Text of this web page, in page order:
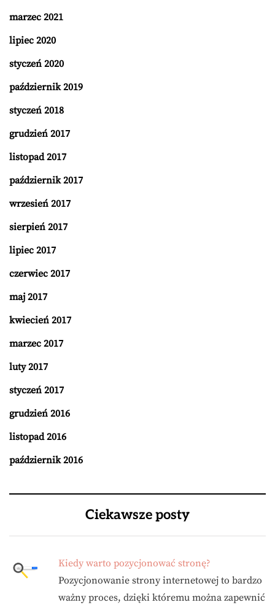
marzec 2021
lipiec 2020
styczeń 2020
październik 2019
styczeń 2018
grudzień 2017
listopad 2017
październik 2017
wrzesień 2017
sierpień 2017
lipiec 2017
czerwiec 2017
maj 2017
kwiecień 2017
marzec 2017
luty 2017
styczeń 2017
grudzień 2016
listopad 2016
październik 2016
Ciekawsze posty
Kiedy warto pozycjonować stronę?
Pozycjonowanie strony internetowej to bardzo
ważny proces, dzięki któremu można zapewnić